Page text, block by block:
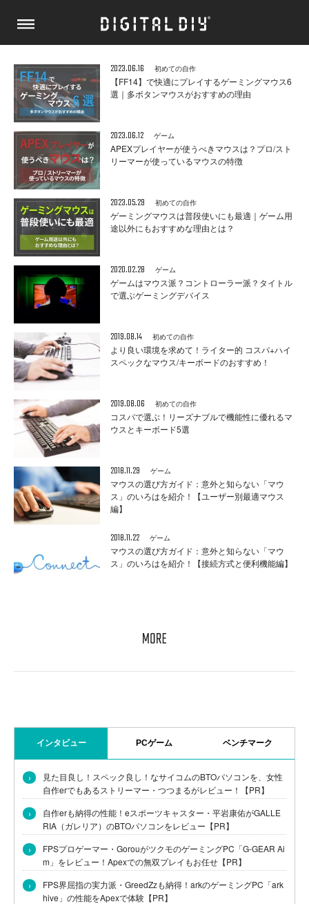
2023.06.16 初めての自作
【FF14】で快適にプレイするゲーミングマウス6
選｜多ボタンマウスがおすすめの理由
2023.06.12 ゲーム
APEXプレイヤーが使うべきマウスは？プロ/スト
リーマーが使っているマウスの特徴
2023.05.29 初めての自作
ゲーミングマウスは普段使いにも最適｜ゲーム用
途以外にもおすすめな理由とは？
2020.02.28 ゲーム
ゲームはマウス派？コントローラー派？タイトル
で選ぶゲーミングデバイス
2019.08.14 初めての自作
より良い環境を求めて！ライター的 コスパ+ハイ
スペックなマウス/キーボードのおすすめ！
2019.08.06 初めての自作
コスパで選ぶ！リーズナブルで機能性に優れるマ
ウスとキーボード5選
2018.11.29 ゲーム
マウスの選び方ガイド：意外と知らない「マウ
ス」のいろはを紹介！【ユーザー別最適マウス
編】
2018.11.22 ゲーム
マウスの選び方ガイド：意外と知らない「マウ
ス」のいろはを紹介！【接続方式と便利機能編】
インタビュー PCゲーム ベンチマーク
›
見た目良し！スペック良し！なサイコムのBTOパソコンを、女性
自作erでもあるストリーマー・つつまるがレビュー！【PR】
›
自作erも納得の性能！eスポーツキャスター・平岩康佑がGALLE
RIA（ガレリア）のBTOパソコンをレビュー【PR】
›
FPSプロゲーマー・GorouがツクモのゲーミングPC「G-GEAR Ai
m」をレビュー！Apexでの無双プレイもお任せ【PR】
›
FPS界屈指の実力派・GreedZzも納得！arkのゲーミングPC「ark
hive」の性能をApexで体験【PR】